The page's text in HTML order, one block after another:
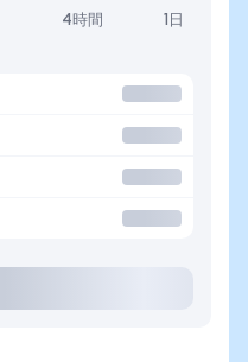
4時間 1日